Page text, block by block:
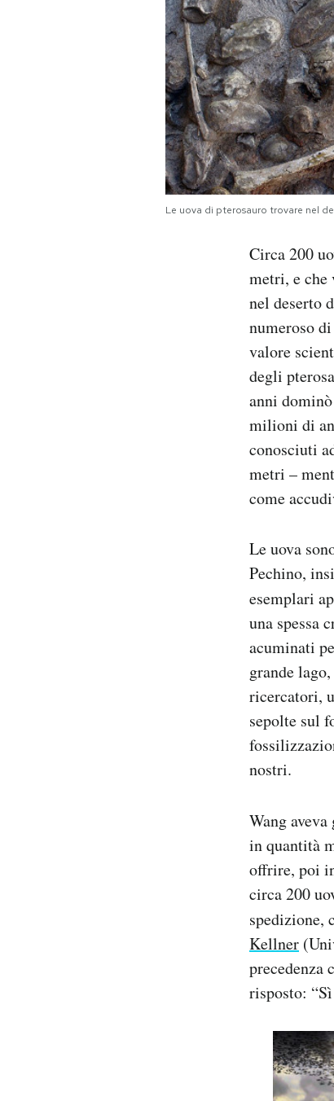
AREA PERSONALE
Le uova di pterosauro trovare nel
Circa 200
metri, e che
nel deserto
numeroso
valore
degli
anni
milioni di
conosciuti
metri –
come
Le uova
Pechino,
esemplari
una spessa
acuminati
grande
ricercatori,
sepolte sul
nostri.
Wang
in quantità
offrire, poi
circa 200
spedizione,
Kellner
precedenza
risposto: